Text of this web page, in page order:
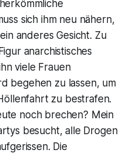
sich ihm neu nähern,
anderes Gesicht. Zu
anarchistisches
viele Frauen
begehen zu lassen, um
zu bestrafen.
noch brechen? Mein
besucht, alle Drogen
Die